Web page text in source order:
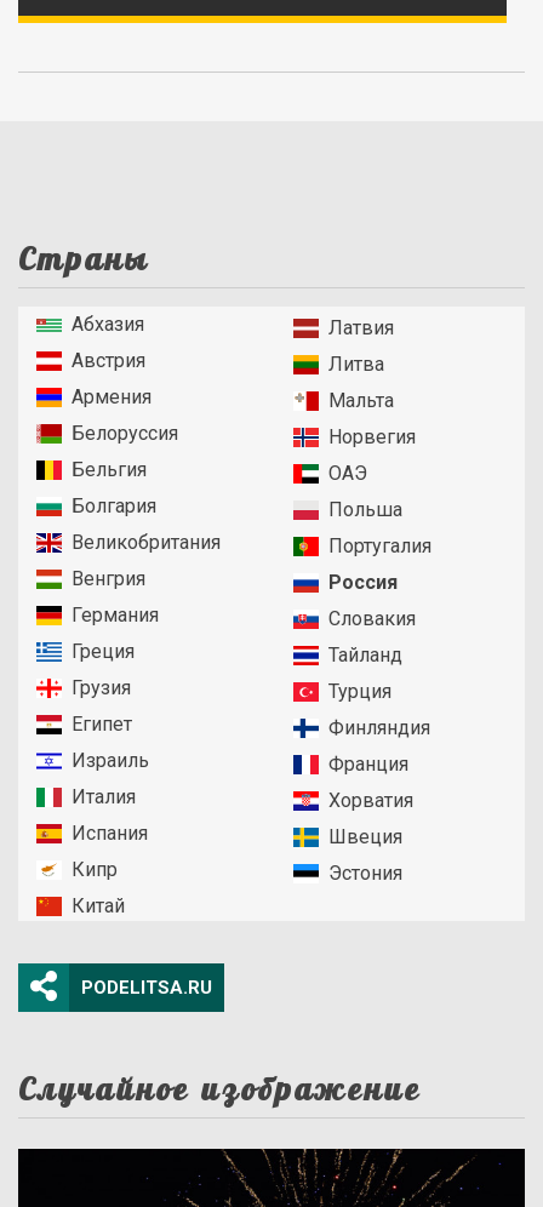
Страны
Абхазия
Австрия
Армения
Белоруссия
Бельгия
Болгария
Великобритания
Венгрия
Германия
Греция
Грузия
Египет
Израиль
Италия
Испания
Кипр
Китай
Латвия
Литва
Мальта
Норвегия
ОАЭ
Польша
Португалия
Россия
Словакия
Тайланд
Турция
Финляндия
Франция
Хорватия
Швеция
Эстония
PODELITSA.RU
Случайное изображение